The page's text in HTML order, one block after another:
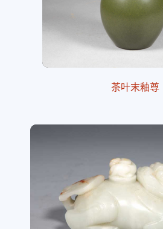
茶叶末釉尊